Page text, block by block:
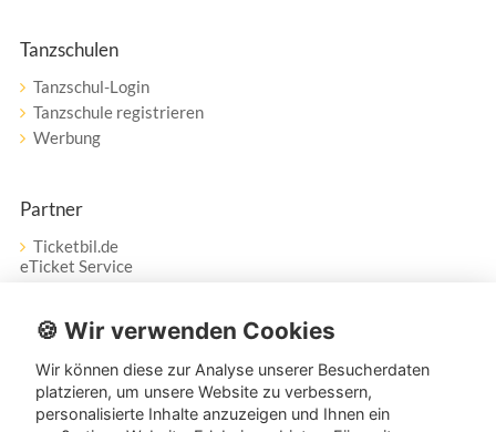
Tanzschulen
Tanzschul-Login
Tanzschule registrieren
Werbung
Partner
Ticketbil.de
eTicket Service
Vertrag widerrufen
Service
🍪 Wir verwenden Cookies
Wir können diese zur Analyse unserer Besucherdaten
platzieren, um unsere Website zu verbessern,
personalisierte Inhalte anzuzeigen und Ihnen ein